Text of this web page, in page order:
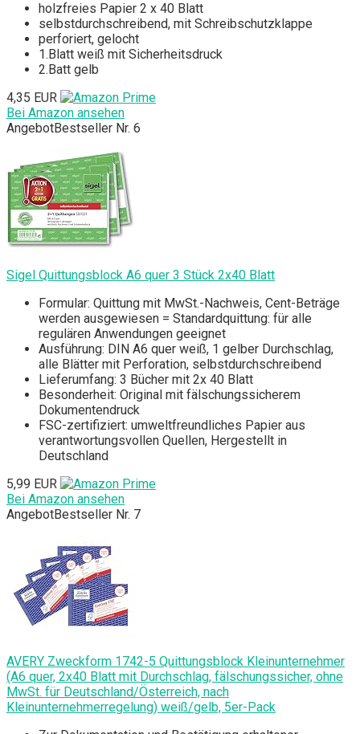
holzfreies Papier 2 x 40 Blatt
selbstdurchschreibend, mit Schreibschutzklappe
perforiert, gelocht
1.Blatt weiß mit Sicherheitsdruck
2.Batt gelb
4,35 EUR
Bei Amazon ansehen
AngebotBestseller Nr. 6
Sigel Quittungsblock A6 quer 3 Stück 2x40 Blatt
Formular: Quittung mit MwSt.-Nachweis, Cent-Beträge
werden ausgewiesen = Standardquittung: für alle
regulären Anwendungen geeignet
Ausführung: DIN A6 quer weiß, 1 gelber Durchschlag,
alle Blätter mit Perforation, selbstdurchschreibend
Lieferumfang: 3 Bücher mit 2x 40 Blatt
Besonderheit: Original mit fälschungssicherem
Dokumentendruck
FSC-zertifiziert: umweltfreundliches Papier aus
verantwortungsvollen Quellen, Hergestellt in
Deutschland
5,99 EUR
Bei Amazon ansehen
AngebotBestseller Nr. 7
AVERY Zweckform 1742-5 Quittungsblock Kleinunternehmer
(A6 quer, 2x40 Blatt mit Durchschlag, fälschungssicher, ohne
MwSt. für Deutschland/Österreich, nach
Kleinunternehmerregelung) weiß/gelb, 5er-Pack